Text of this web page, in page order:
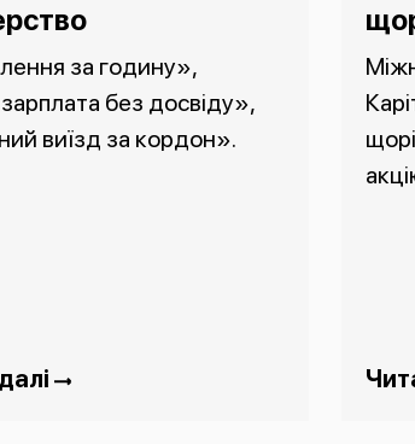
за годину»,
без досвіду»,
виїзд за кордон».